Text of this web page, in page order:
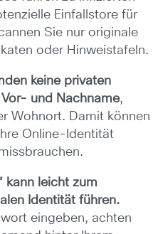
Einfallstore für
Sie nur originale
oder Hinweistafeln.
keine privaten
und Nachname,
Wohnort. Damit können
Online-Identität
kann leicht zum
Identität führen.
eingeben, achten